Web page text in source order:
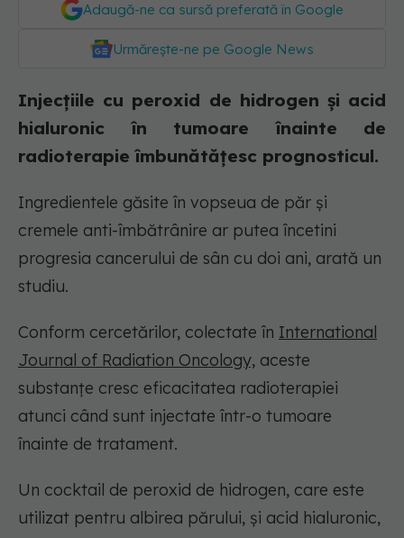
Adaugă-ne ca sursă preferată în Google
Urmărește-ne pe Google News
Injecțiile cu peroxid de hidrogen și acid
hialuronic în tumoare înainte de
radioterapie îmbunătățesc prognosticul.
Ingredientele găsite în vopseua de păr și
cremele anti-îmbătrânire ar putea încetini
progresia cancerului de sân cu doi ani, arată un
studiu.
Conform cercetărilor, colectate în International
Journal of Radiation Oncology, aceste
substanțe cresc eficacitatea radioterapiei
atunci când sunt injectate într-o tumoare
înainte de tratament.
Un cocktail de peroxid de hidrogen, care este
utilizat pentru albirea părului, și acid hialuronic,